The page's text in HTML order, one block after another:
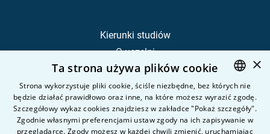
Kierunki studiów
O uczelni
Kandydat
Student
Nauka i badania
POLISH
ENGLISH
×
Ta strona używa plików cookie
Strona wykorzystuje pliki cookie, ściśle niezbędne, bez których nie
będzie działać prawidłowo oraz inne, na które możesz wyrazić zgodę.
Szczegółowy wykaz cookies znajdziesz w zakładce "Pokaż szczegóły".
Zgodnie własnymi preferencjami ustaw zgody na ich zapisywanie w
przeglądarce. Zgody możesz w każdej chwili zmienić, uruchamiając